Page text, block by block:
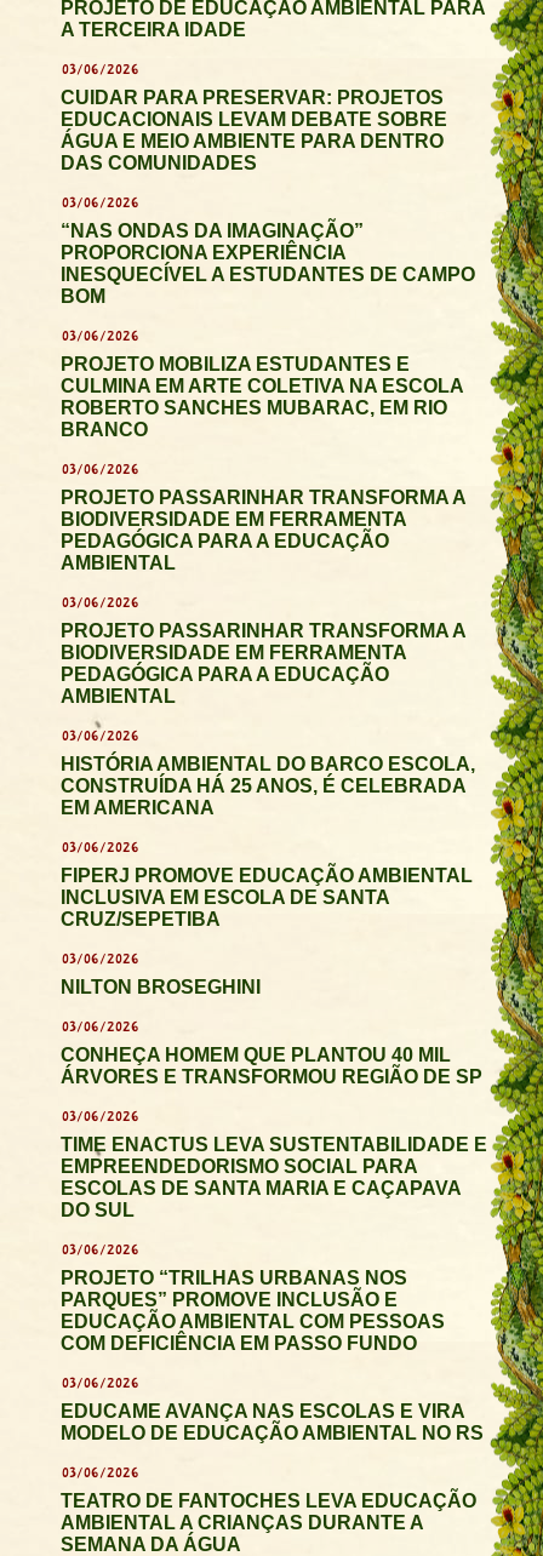
PROJETO DE EDUCAÇÃO AMBIENTAL PARA
A TERCEIRA IDADE
03/06/2026
CUIDAR PARA PRESERVAR: PROJETOS
EDUCACIONAIS LEVAM DEBATE SOBRE
ÁGUA E MEIO AMBIENTE PARA DENTRO
DAS COMUNIDADES
03/06/2026
“NAS ONDAS DA IMAGINAÇÃO”
PROPORCIONA EXPERIÊNCIA
INESQUECÍVEL A ESTUDANTES DE CAMPO
BOM
03/06/2026
PROJETO MOBILIZA ESTUDANTES E
CULMINA EM ARTE COLETIVA NA ESCOLA
ROBERTO SANCHES MUBARAC, EM RIO
BRANCO
03/06/2026
PROJETO PASSARINHAR TRANSFORMA A
BIODIVERSIDADE EM FERRAMENTA
PEDAGÓGICA PARA A EDUCAÇÃO
AMBIENTAL
03/06/2026
PROJETO PASSARINHAR TRANSFORMA A
BIODIVERSIDADE EM FERRAMENTA
PEDAGÓGICA PARA A EDUCAÇÃO
AMBIENTAL
03/06/2026
HISTÓRIA AMBIENTAL DO BARCO ESCOLA,
CONSTRUÍDA HÁ 25 ANOS, É CELEBRADA
EM AMERICANA
03/06/2026
FIPERJ PROMOVE EDUCAÇÃO AMBIENTAL
INCLUSIVA EM ESCOLA DE SANTA
CRUZ/SEPETIBA
03/06/2026
NILTON BROSEGHINI
03/06/2026
CONHEÇA HOMEM QUE PLANTOU 40 MIL
ÁRVORES E TRANSFORMOU REGIÃO DE SP
03/06/2026
TIME ENACTUS LEVA SUSTENTABILIDADE E
EMPREENDEDORISMO SOCIAL PARA
ESCOLAS DE SANTA MARIA E CAÇAPAVA
DO SUL
03/06/2026
PROJETO “TRILHAS URBANAS NOS
PARQUES” PROMOVE INCLUSÃO E
EDUCAÇÃO AMBIENTAL COM PESSOAS
COM DEFICIÊNCIA EM PASSO FUNDO
03/06/2026
EDUCAME AVANÇA NAS ESCOLAS E VIRA
MODELO DE EDUCAÇÃO AMBIENTAL NO RS
03/06/2026
TEATRO DE FANTOCHES LEVA EDUCAÇÃO
AMBIENTAL A CRIANÇAS DURANTE A
SEMANA DA ÁGUA